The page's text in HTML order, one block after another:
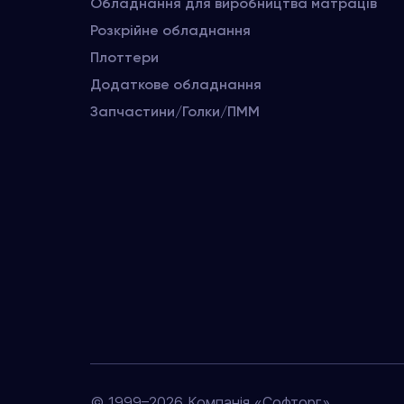
Розкрійне обладнання
Плоттери
Додаткове обладнання
Запчастини/Голки/ПММ